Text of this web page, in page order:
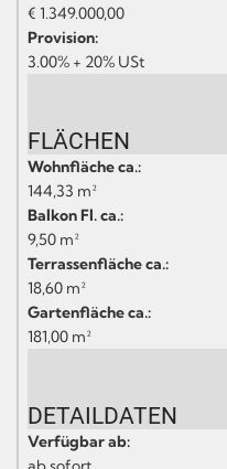
€ 1.349.000,00
Provision:
3.00% + 20% USt
FLÄCHEN
Wohnfläche ca.:
144,33 m²
Balkon Fl. ca.:
9,50 m²
Terrassenfläche ca.:
18,60 m²
Gartenfläche ca.:
181,00 m²
DETAILDATEN
Verfügbar ab: